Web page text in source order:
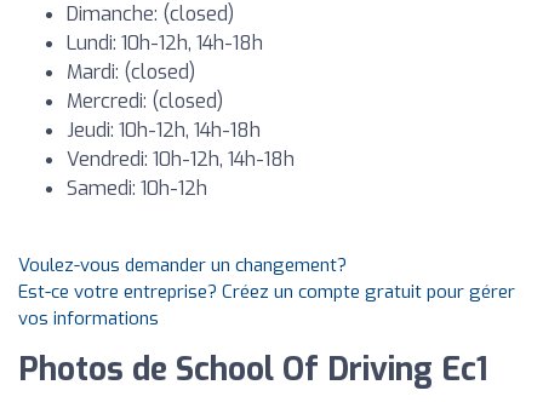
Dimanche: (closed)
Lundi: 10h-12h, 14h-18h
Mardi: (closed)
Mercredi: (closed)
Jeudi: 10h-12h, 14h-18h
Vendredi: 10h-12h, 14h-18h
Samedi: 10h-12h
Voulez-vous demander un changement?
Est-ce votre entreprise? Créez un compte gratuit pour gérer
vos informations
Photos de School Of Driving Ec1